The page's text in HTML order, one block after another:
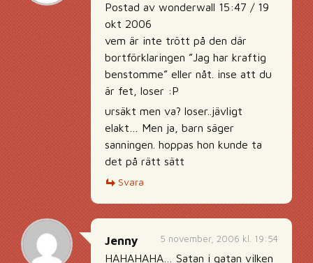
Postad av wonderwall 15:47 / 19
okt 2006
vem är inte trött på den där
bortförklaringen ”Jag har kraftig
benstomme” eller nåt. inse att du
är fet, loser :P
ursäkt men va? loser..jävligt
elakt… Men ja, barn säger
sanningen. hoppas hon kunde ta
det på rätt sätt
Svara
5 november, 2006 kl. 19:54
Jenny
HAHAHAHA… Satan i gatan vilken